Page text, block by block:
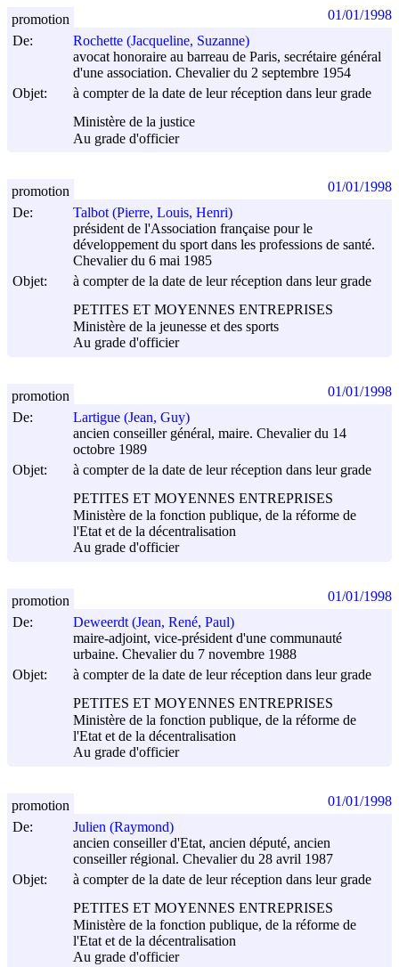
De:
Rochette (Jacqueline, Suzanne)
avocat honoraire au barreau de Paris, secrétaire général
d'une association. Chevalier du 2 septembre 1954
Objet:
à compter de la date de leur réception dans leur grade
Ministère de la justice
Au grade d'officier
promotion 01/01/1998
De:
Talbot (Pierre, Louis, Henri)
président de l'Association française pour le
développement du sport dans les professions de santé.
Chevalier du 6 mai 1985
Objet:
à compter de la date de leur réception dans leur grade
PETITES ET MOYENNES ENTREPRISES
Ministère de la jeunesse et des sports
Au grade d'officier
promotion 01/01/1998
De:
Lartigue (Jean, Guy)
ancien conseiller général, maire. Chevalier du 14
octobre 1989
Objet:
à compter de la date de leur réception dans leur grade
PETITES ET MOYENNES ENTREPRISES
Ministère de la fonction publique, de la réforme de
l'Etat et de la décentralisation
Au grade d'officier
promotion 01/01/1998
De:
Deweerdt (Jean, René, Paul)
maire-adjoint, vice-président d'une communauté
urbaine. Chevalier du 7 novembre 1988
Objet:
à compter de la date de leur réception dans leur grade
PETITES ET MOYENNES ENTREPRISES
Ministère de la fonction publique, de la réforme de
l'Etat et de la décentralisation
Au grade d'officier
promotion 01/01/1998
De:
Julien (Raymond)
ancien conseiller d'Etat, ancien député, ancien
conseiller régional. Chevalier du 28 avril 1987
Objet:
à compter de la date de leur réception dans leur grade
PETITES ET MOYENNES ENTREPRISES
Ministère de la fonction publique, de la réforme de
l'Etat et de la décentralisation
Au grade d'officier
promotion 01/01/1998